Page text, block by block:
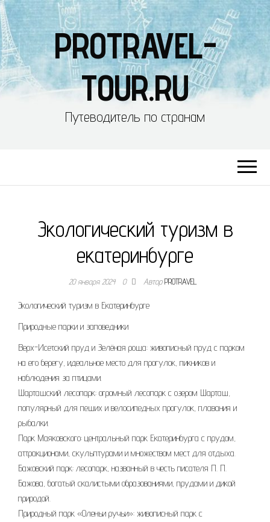
PROTRAVEL-
TOUR.RU
Путеводитель по странам
Экологический туризм в
екатеринбурге
20 января 2024 0 АвторPROTRAVEL
Экологический туризм в Екатеринбурге
Природные парки и заповедники
Верх-Исетский пруд и Зелёная роща: живописный пруд с парком
на его берегу, идеальное место для прогулок, пикников и
наблюдения за птицами.
Шарташский лесопарк: огромный лесопарк с озером Шарташ,
популярный для пеших и велосипедных прогулок, плавания и
рыбалки.
Парк Маяковского: центральный парк Екатеринбурга с прудом,
аттракционами, скульптурами и множеством мест для отдыха.
Бажовский парк: лесопарк, названный в честь писателя П. П.
Бажова, богатый скалистыми образованиями, прудами и дикой
природой.
Природный парк «Оленьи ручьи»: живописный парк с